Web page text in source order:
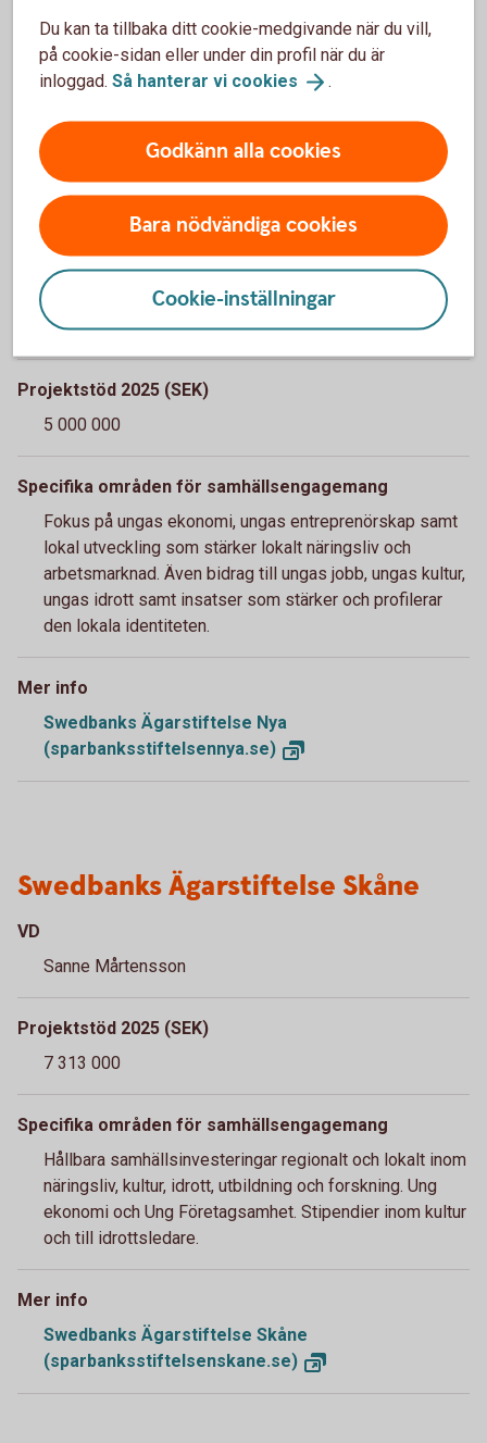
Mer info
Swedbanks Ägarstiftelse Norrland
Swedbanks Ägarstiftelse Nya
VD
Peter Almroth
Projektstöd 2025 (SEK)
5 000 000
Specifika områden för samhällsengagemang
Fokus på ungas ekonomi, ungas entreprenörskap samt
lokal utveckling som stärker lokalt näringsliv och
arbetsmarknad. Även bidrag till ungas jobb, ungas kultur,
ungas idrott samt insatser som stärker och profilerar
den lokala identiteten.
Mer info
Swedbanks Ägarstiftelse Nya
(sparbanksstiftelsennya.se)
Swedbanks Ägarstiftelse Skåne
VD
Sanne Mårtensson
Projektstöd 2025 (SEK)
7 313 000
Specifika områden för samhällsengagemang
Hållbara samhällsinvesteringar regionalt och lokalt inom
näringsliv, kultur, idrott, utbildning och forskning. Ung
ekonomi och Ung Företagsamhet. Stipendier inom kultur
och till idrottsledare.
Mer info
Swedbanks Ägarstiftelse Skåne
(sparbanksstiftelsenskane.se)
Du kan ta tillbaka ditt cookie-medgivande när du vill,
på cookie-sidan eller under din profil när du är
inloggad. Så hanterar vi cookies .
Godkänn alla cookies
Bara nödvändiga cookies
Cookie-inställningar